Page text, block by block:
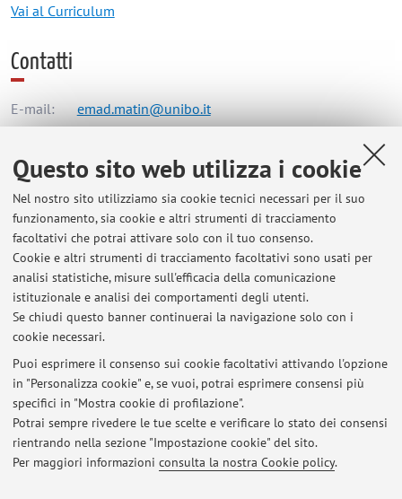
Questo sito web utilizza i cookie
Nel nostro sito utilizziamo sia cookie tecnici necessari per il suo
funzionamento, sia cookie e altri strumenti di tracciamento
facoltativi che potrai attivare solo con il tuo consenso.
Cookie e altri strumenti di tracciamento facoltativi sono usati per
analisi statistiche, misure sull'efficacia della comunicazione
istituzionale e analisi dei comportamenti degli utenti.
Se chiudi questo banner continuerai la navigazione solo con i
cookie necessari.
Puoi esprimere il consenso sui cookie facoltativi attivando l'opzione
in "Personalizza cookie" e, se vuoi, potrai esprimere consensi più
specifici in "Mostra cookie di profilazione".
Potrai sempre rivedere le tue scelte e verificare lo stato dei consensi
rientrando nella sezione "Impostazione cookie" del sito.
Per maggiori informazioni consulta la nostra Cookie policy.
Vai al Curriculum
Contatti
E-mail: emad.matin@unibo.it
Dipartimento di Beni Culturali
Via degli Ariani 1, Ravenna -Vai alla mappa
Risorse in rete
ORCID
Ultimi avvisi
Al momento non sono presenti avvisi.